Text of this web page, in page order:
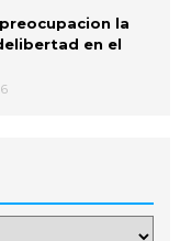
la
en el